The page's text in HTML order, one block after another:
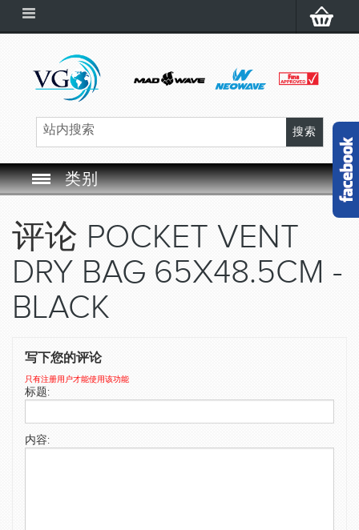
类别
SWIM CAP
SWIMMING EQUIPMENT
SWIMWEAR
评论 POCKET VENT
DRY BAG 65X48.5CM -
BLACK
写下您的评论
只有注册用户才能使用该功能
标题:
内容: